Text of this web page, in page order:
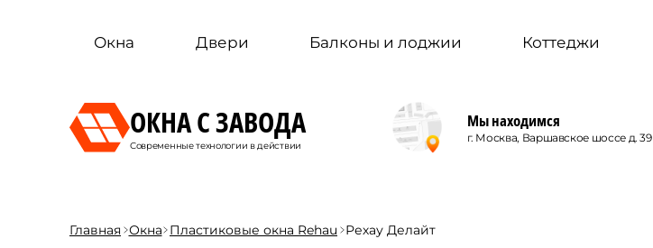
Окна Двери Балконы и лоджии Коттеджи
ОКНА С ЗАВОДА
Современные технологии в действии
Мы находимся
г. Москва, Варшавское шоссе д. 39
Главная Окна Пластиковые окна Rehau Рехау Делайт